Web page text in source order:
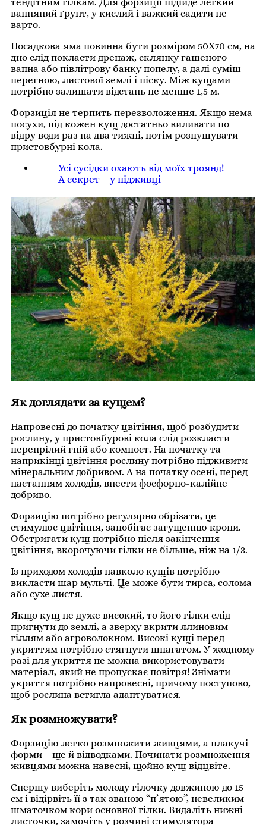
вапняний ґрунт, у кислий і важкий садити не
варто.
Посадкова яма повинна бути розміром 50Х70 см, на
дно слід покласти дренаж, склянку гашеного
вапна або півлітрову банку попелу, а далі суміш
перегною, листової землі і піску. Між кущами
потрібно залишати відстань не менше 1,5 м.
Форзиція не терпить перезволоження. Якщо нема
посухи, під кожен кущ достатньо виливати по
відру води раз на два тижні, потім розпушувати
пристовбурні кола.
Усі сусідки охають від моїх троянд!
А секрет – у підживці
Як доглядати за кущем?
Напровесні до початку цвітіння, щоб розбудити
рослину, у пристовбурові кола слід розкласти
перепрілий гній або компост. На початку та
наприкінці цвітіння рослину потрібно підживити
мінеральним добривом. А на початку осені, перед
настанням холодів, внести фосфорно-калійне
добриво.
Форзицію потрібно регулярно обрізати, це
стимулює цвітіння, запобігає загущенню крони.
Обстригати кущ потрібно після закінчення
цвітіння, вкорочуючи гілки не більше, ніж на 1/3.
Із приходом холодів навколо кущів потрібно
викласти шар мульчі. Це може бути тирса, солома
або сухе листя.
Якщо кущ не дуже високий, то його гілки слід
пригнути до землі, а зверху вкрити ялиновим
гіллям або агроволокном. Високі кущі перед
укриттям потрібно стягнути шпагатом. У жодному
разі для укриття не можна використовувати
матеріал, який не пропускає повітря! Знімати
укриття потрібно напровесні, причому поступово,
щоб рослина встигла адаптуватися.
Як розмножувати?
Форзицію легко розмножити живцями, а плакучі
форми – ще й відводками. Починати розмноження
живцями можна навесні, щойно кущ відцвіте.
Спершу виберіть молоду гілочку довжиною до 15
см і відірвіть її з так званою “п’ятою”, невеликим
шматочком кори основної гілки. Видаліть нижні
листочки, замочіть у розчині стимулятора